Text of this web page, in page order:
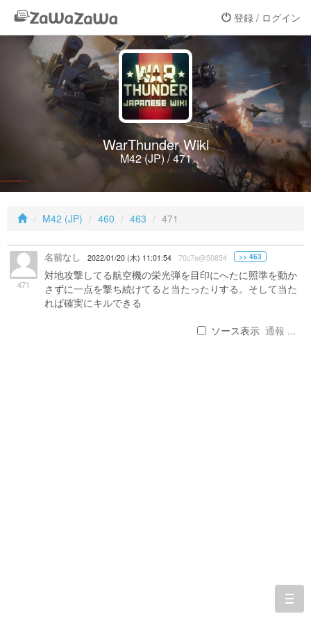
登録 / ログイン
WarThunder Wiki
M42 (JP) / 471
M42 (JP) 460 463 471
471
名前なし 2022/01/20 (木) 11:01:54 70c7e@50854 >> 463
対地攻撃してる航空機の栄光弾を目印にへたに照準を動か
さずに一点を撃ち続けてると当たったりする。そして当た
れば確実にキルできる
ソース表示 通報 ...